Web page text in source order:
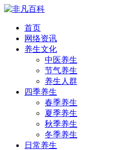
首页
网络资讯
养生文化
中医养生
节气养生
养生人群
四季养生
春季养生
夏季养生
秋季养生
冬季养生
日常养生